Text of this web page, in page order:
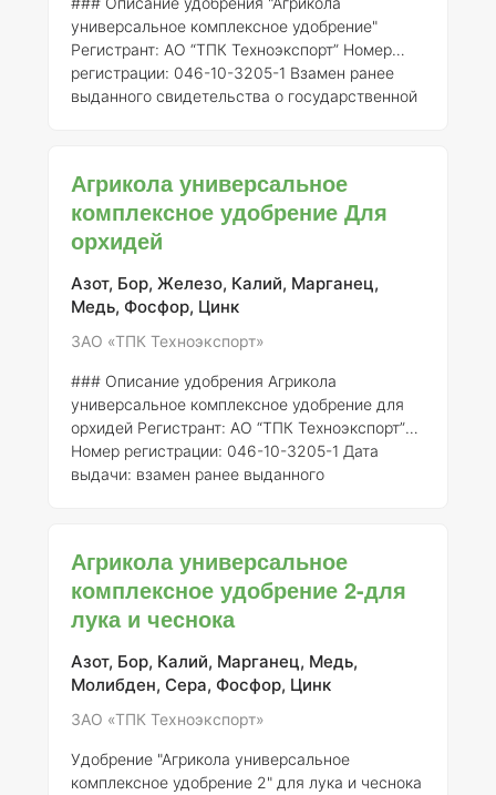
универсальное комплексное удобрение"
Регистрант: АО “ТПК Техноэкспорт” Номер
регистрации: 046-10-3205-1 Взамен ранее
выданного свидетельства о государственной
состояния и роста различных культур, в том
числе комнатных и садовых роз. Удобрение
разработано с учетом потребностей растений
в основных макро- и микроэлементах, что
способствует их гармоничному развитию. ###
Состав эл
Агрикола универсальное
комплексное удобрение Для
орхидей
Азот, Бор, Железо, Калий, Марганец,
Медь, Фосфор, Цинк
ЗАО «ТПК Техноэкспорт»
### Описание удобрения Агрикола
универсальное комплексное удобрение для
орхидей Регистрант: АО “ТПК Техноэкспорт”
Номер регистрации: 046-10-3205-1 Дата
выдачи: взамен ранее выданного
комплексное удобрение для орхидей
представляет собой сбалансированный
препарат, предназначенный для обеспечения
полноценного питания орхидей и других
декоративных растений. Удобрение
разработано с учетом специфических
Агрикола универсальное
комплексное удобрение 2-для
лука и чеснока
Азот, Бор, Калий, Марганец, Медь,
Молибден, Сера, Фосфор, Цинк
ЗАО «ТПК Техноэкспорт»
Удобрение "Агрикола универсальное
комплексное удобрение 2" для лука и чеснока